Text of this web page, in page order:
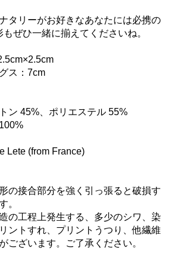
タリーがお好きなあなたには必携の
ぜひ一緒に揃えてくださいね。
ス：7cm
ン 45%、ポリエステル 55%
Lete (from France)
の接合部分を強く引っ張ると破損す
。
の工程上発生する、多少のシワ、染
ントすれ、プリントうつり、他繊維
ございます。ご了承ください。